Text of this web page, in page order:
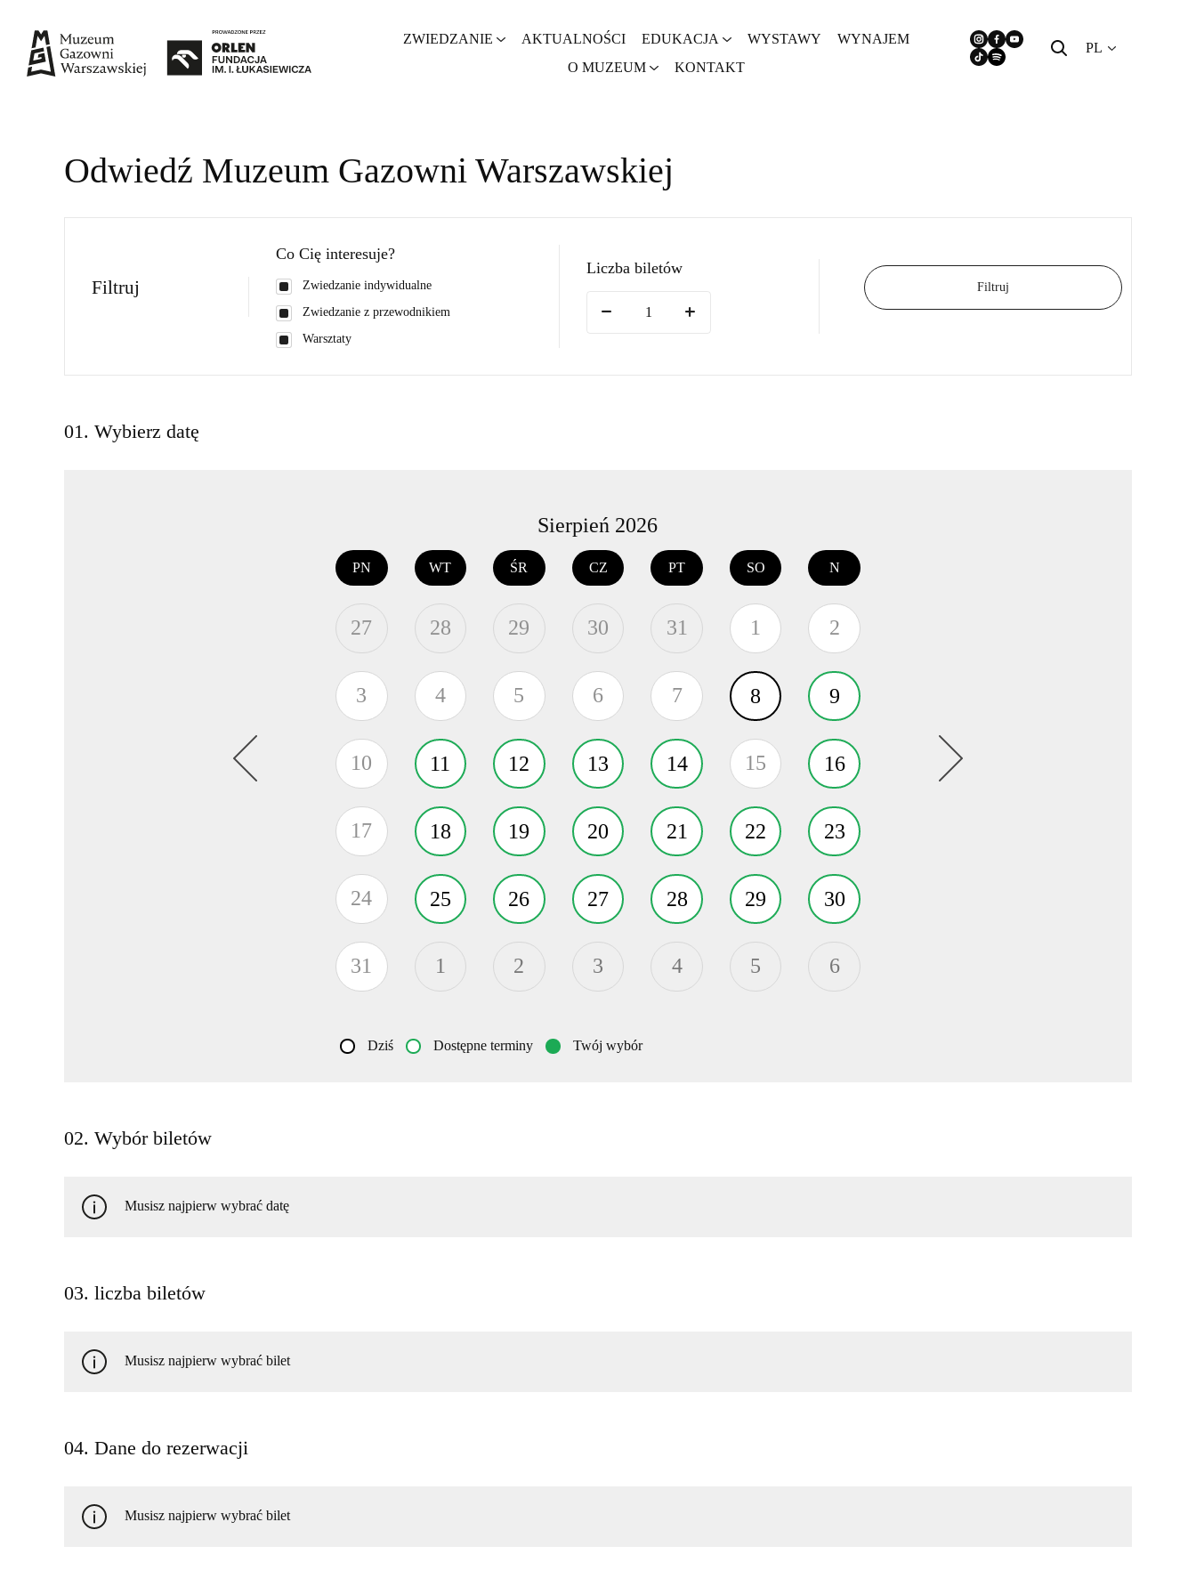
ZWIEDZANIE AKTUALNOŚCI EDUKACJA WYSTAWY
WYNAJEM
O MUZEUM
KONTAKT
PL
Odwiedź Muzeum Gazowni Warszawskiej
Filtruj
Co Cię interesuje?
Zwiedzanie indywidualne
Zwiedzanie z przewodnikiem
Warsztaty
Liczba biletów
Filtruj
01. Wybierz datę
Sierpień 2026
PN WT ŚR CZ PT SO N
27 28 29 30 31 1 2
3 4 5 6 7 8 9
10 11 12 13 14 15 16
17 18 19 20 21 22 23
24 25 26 27 28 29 30
31 1 2 3 4 5 6
Dziś Dostępne terminy Twój wybór
02. Wybór biletów
Musisz najpierw wybrać datę
03. liczba biletów
Musisz najpierw wybrać bilet
04. Dane do rezerwacji
Musisz najpierw wybrać bilet